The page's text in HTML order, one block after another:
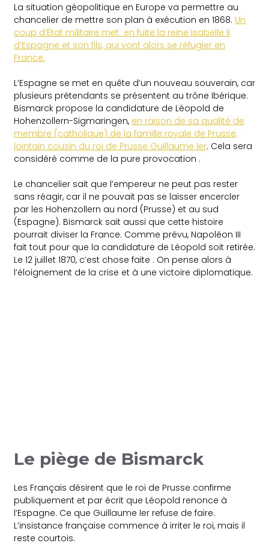
La situation géopolitique en Europe va permettre au
chancelier de mettre son plan à exécution en 1868. Un
coup d’État militaire met en fuite la reine Isabelle II
d’Espagne et son fils, qui vont alors se réfugier en
France.
L’Espagne se met en quête d’un nouveau souverain, car
plusieurs prétendants se présentent au trône Ibérique.
Bismarck propose la candidature de Léopold de
Hohenzollern-Sigmaringen, en raison de sa qualité de
membre (catholique) de la famille royale de Prusse,
lointain cousin du roi de Prusse Guillaume Ier. Cela sera
considéré comme de la pure provocation .
Le chancelier sait que l’empereur ne peut pas rester
sans réagir, car il ne pouvait pas se laisser encercler
par les Hohenzollern au nord (Prusse) et au sud
(Espagne). Bismarck sait aussi que cette histoire
pourrait diviser la France. Comme prévu, Napoléon III
fait tout pour que la candidature de Léopold soit retirée.
Le 12 juillet 1870, c’est chose faite . On pense alors à
l’éloignement de la crise et à une victoire diplomatique.
Le piège de Bismarck
Les Français désirent que le roi de Prusse confirme
publiquement et par écrit que Léopold renonce à
l’Espagne. Ce que Guillaume Ier refuse de faire.
L’insistance française commence à irriter le roi, mais il
reste courtois.